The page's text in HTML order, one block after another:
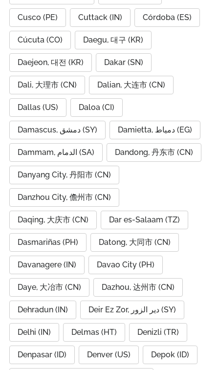
Cusco (PE) Cuttack (IN) Córdoba (ES)
Cúcuta (CO) Daegu, 대구 (KR)
Daejeon, 대전 (KR) Dakar (SN)
Dali, 大理市 (CN) Dalian, 大连市 (CN)
Dallas (US) Daloa (CI)
Damascus, دمشق (SY) Damietta, دمياط (EG)
Dammam, الدمام (SA) Dandong, 丹东市 (CN)
Danyang City, 丹阳市 (CN)
Danzhou City, 儋州市 (CN)
Daqing, 大庆市 (CN) Dar es-Salaam (TZ)
Dasmariñas (PH) Datong, 大同市 (CN)
Davanagere (IN) Davao City (PH)
Daye, 大冶市 (CN) Dazhou, 达州市 (CN)
Dehradun (IN) Deir Ez Zor, دير الزور (SY)
Delhi (IN) Delmas (HT) Denizli (TR)
Denpasar (ID) Denver (US) Depok (ID)